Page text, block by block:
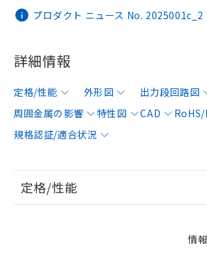
プロダクト ニュース No. 2025001c_2
詳細情報
定格/性能 外形図 出力段回路図
周囲金属の影響
特性図 CAD
RoHS/
規格認証/適合状況
定格/性能
情